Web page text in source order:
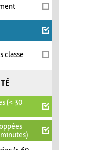
classe
(< 30